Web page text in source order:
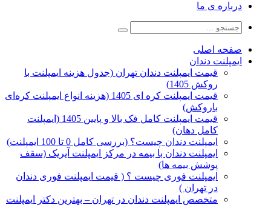
درباره ی ما
صفحه اصلی
ایمپلنت دندان
قیمت ایمپلنت دندان تهران (جدول هزینه ایمپلنت با
روکش 1405)
قیمت ایمپلنت کره ای‌ 1405 (هزینه انواع ایمپلنت کره‌ای
با‌روکش)
قیمت ایمپلنت کامل فک بالا و پایین 1405 (ایمپلنت
کامل دهان)
ایمپلنت دندان چیست؟ (بررسی کامل 0 تا 100 ایمپلنت)
ایمپلنت دندان با بیمه در مرکز ایمپلنت آیریک (سقف
پوشش بیمه ها)
ایمپلنت فوری چیست ؟ ( قیمت ایمپلنت فوری دندان
در تهران )
متخصص ایمپلنت دندان در تهران – بهترین دکتر ایمپلنت